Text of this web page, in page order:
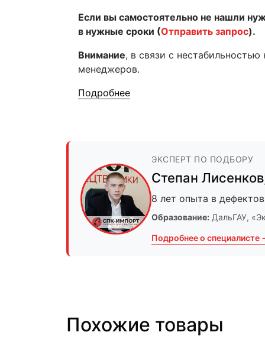
Если вы самостоятельно не нашли
в нужные сроки (Отправить запрос).
Внимание, в связи с
менеджеров.
Подробнее
ЭКСПЕРТ ПО ПОДБОРУ
Степан Лисенков
8 лет опыта в
Образование: ДальГАУ,
Подробнее о специалисте
Похожие товары